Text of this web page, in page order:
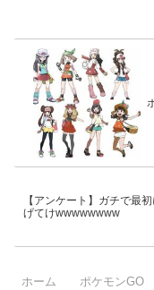
【アンケート】ガチで最
げてけwwwwwwww
ホーム ポケモンGO